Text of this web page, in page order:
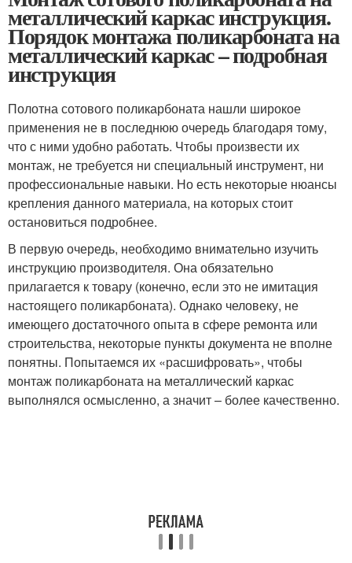
металлический каркас инструкция.
Порядок монтажа поликарбоната на
металлический каркас – подробная
инструкция
Полотна сотового поликарбоната нашли широкое
применения не в последнюю очередь благодаря тому,
что с ними удобно работать. Чтобы произвести их
монтаж, не требуется ни специальный инструмент, ни
профессиональные навыки. Но есть некоторые нюансы
крепления данного материала, на которых стоит
остановиться подробнее.
В первую очередь, необходимо внимательно изучить
инструкцию производителя. Она обязательно
прилагается к товару (конечно, если это не имитация
настоящего поликарбоната). Однако человеку, не
имеющего достаточного опыта в сфере ремонта или
строительства, некоторые пункты документа не вполне
понятны. Попытаемся их «расшифровать», чтобы
монтаж поликарбоната на металлический каркас
выполнялся осмысленно, а значит – более качественно.